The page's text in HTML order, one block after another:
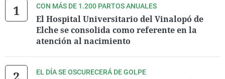
CON MÁS DE 1.200 PARTOS ANUALES
El Hospital Universitario del Vinalopó de
Elche se consolida como referente en la
atención al nacimiento
EL DÍA SE OSCURECERÁ DE GOLPE